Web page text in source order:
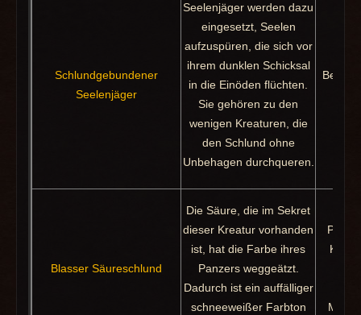
Schlundgebundener
Seelenjäger
Seelenjäger werden dazu
eingesetzt, Seelen
aufzuspüren, die sich vor
ihrem dunklen Schicksal
in die Einöden flüchten.
Sie gehören zu den
wenigen Kreaturen, die
den Schlund ohne
Unbehagen durchqueren.
Beute:
Blasser Säureschlund
Die Säure, die im Sekret
dieser Kreatur vorhanden
ist, hat die Farbe ihres
Panzers weggeätzt.
Dadurch ist ein auffälliger
schneeweißer Farbton